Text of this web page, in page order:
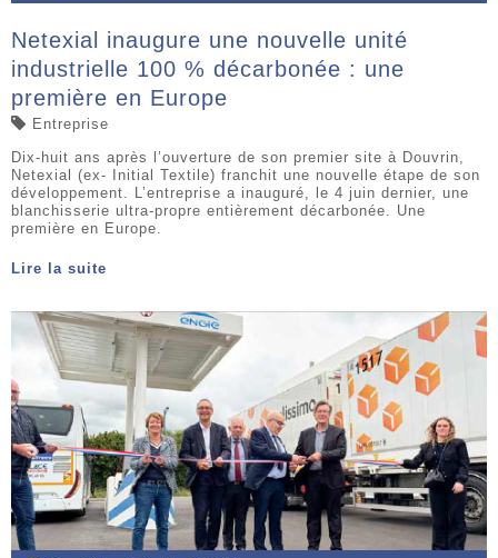
Netexial inaugure une nouvelle unité
industrielle 100 % décarbonée : une
première en Europe
Entreprise
Dix-huit ans après l’ouverture de son premier site à Douvrin,
Netexial (ex- Initial Textile) franchit une nouvelle étape de son
développement. L’entreprise a inauguré, le 4 juin dernier, une
blanchisserie ultra-propre entièrement décarbonée. Une
première en Europe.
Lire la suite